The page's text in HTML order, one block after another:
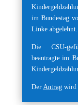
im Bundestag
Linke abgelehnt.
Die CSU-
beantragte im
Der Antragwird